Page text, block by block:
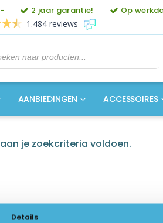
Details
2 jaar garantie!
Op
1.484 reviews
AANBIEDINGEN ACCESSOIRES
je zoekcriteria voldoen.